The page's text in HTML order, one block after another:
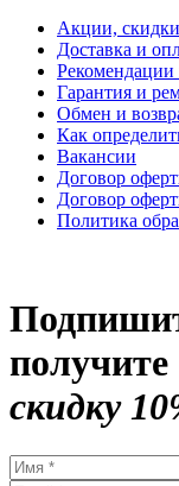
Акции,
Доставка и
Рекомендации
Гарантия и
Обмен и
Как
Вакансии
Договор
Договор
Политика
получите
скидку